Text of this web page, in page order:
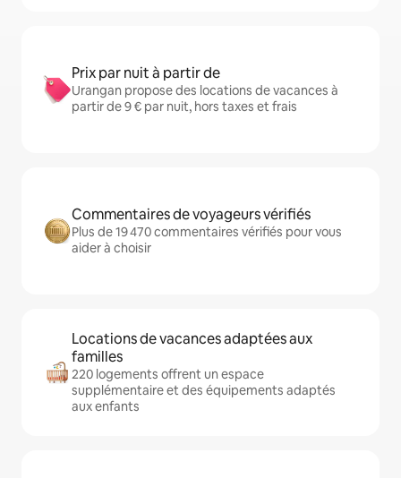
Prix par nuit à partir de
Urangan propose des locations de vacances à
partir de 9 € par nuit, hors taxes et frais
Commentaires de voyageurs vérifiés
Plus de 19 470 commentaires vérifiés pour vous
aider à choisir
Locations de vacances adaptées aux
familles
220 logements offrent un espace
supplémentaire et des équipements adaptés
aux enfants